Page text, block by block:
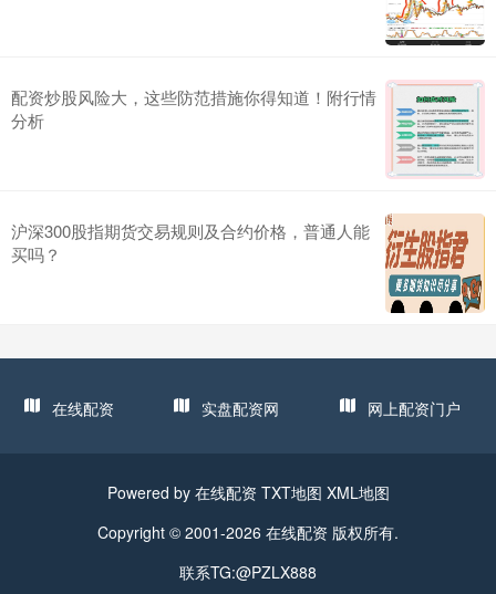
配资炒股风险大，这些防范措施你得知道！附行情
分析
沪深300股指期货交易规则及合约价格，普通人能
买吗？
在线配资 实盘配资网 网上配资门户
Powered by 在线配资 TXT地图 XML地图
Copyright © 2001-2026 在线配资 版权所有.
联系TG:@PZLX888